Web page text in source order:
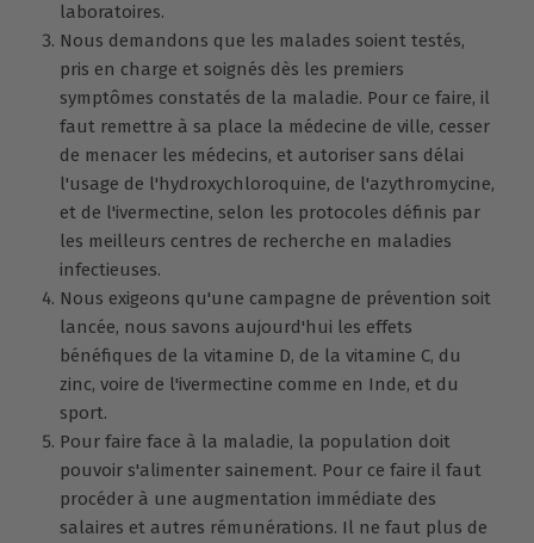
laboratoires.
Nous demandons que les malades soient testés,
pris en charge et soignés dès les premiers
symptômes constatés de la maladie. Pour ce faire, il
faut remettre à sa place la médecine de ville, cesser
de menacer les médecins, et autoriser sans délai
l'usage de l'hydroxychloroquine, de l'azythromycine,
et de l'ivermectine, selon les protocoles définis par
les meilleurs centres de recherche en maladies
infectieuses.
Nous exigeons qu'une campagne de prévention soit
lancée, nous savons aujourd'hui les effets
bénéfiques de la vitamine D, de la vitamine C, du
zinc, voire de l'ivermectine comme en Inde, et du
sport.
Pour faire face à la maladie, la population doit
pouvoir s'alimenter sainement. Pour ce faire il faut
procéder à une augmentation immédiate des
salaires et autres rémunérations. Il ne faut plus de